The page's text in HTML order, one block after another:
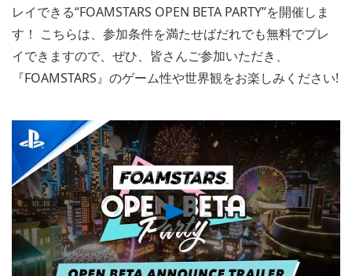
レイできる“FOAMSTARS OPEN BETA PARTY”を開催しま
す！ こちらは、参加条件を満たせばだれでも無料でプレ
イできますので、ぜひ、皆さんご参加いただき、
『FOAMSTARS』のゲーム性や世界観をお楽しみください!
Play
Video